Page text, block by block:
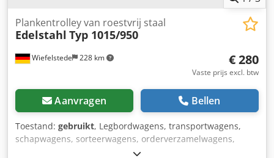
Wiefelstede 228 km
Plankentrolley van roestvrij staal
Edelstahl Typ 1015/950
€ 280
Vaste prijs excl. btw
Aanvragen Bellen
Toestand: gebruikt, Legbordwagens, transportwagens,
schapwagens, sorteerwagens, orderverzamelwagens,
verrijdbare stellingen, rekkenwagens, borduurwagens -